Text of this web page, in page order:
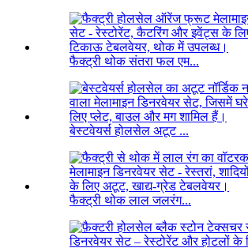
फैक्ट्री थोक संतरा फल एम...
बेस्टवेयर्स होलसेल अटूट ...
फैक्ट्री थोक लाल जलरंग...